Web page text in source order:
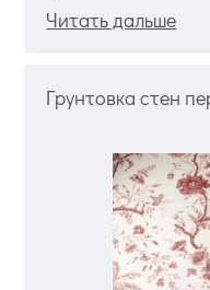
Читать дальше
Грунтовка стен